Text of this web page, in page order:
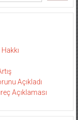
Açıkladı
Açıklaması